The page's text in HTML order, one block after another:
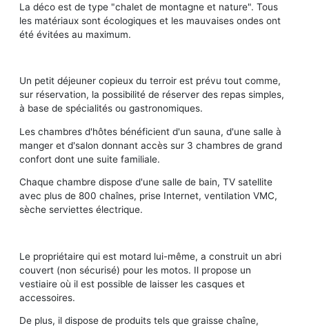
La déco est de type "chalet de montagne et nature". Tous
les matériaux sont écologiques et les mauvaises ondes ont
été évitées au maximum.
Un petit déjeuner copieux du terroir est prévu tout comme,
sur réservation, la possibilité de réserver des repas simples,
à base de spécialités ou gastronomiques.
Les chambres d'hôtes bénéficient d'un sauna, d'une salle à
manger et d'salon donnant accès sur 3 chambres de grand
confort dont une suite familiale.
Chaque chambre dispose d'une salle de bain, TV satellite
avec plus de 800 chaînes, prise Internet, ventilation VMC,
sèche serviettes électrique.
Le propriétaire qui est motard lui-même, a construit un abri
couvert (non sécurisé) pour les motos. Il propose un
vestiaire où il est possible de laisser les casques et
accessoires.
De plus, il dispose de produits tels que graisse chaîne,